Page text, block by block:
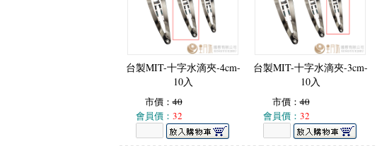
台製MIT-十字水滴夾-4cm-
10入
市價：40
會員價： 32
台製MIT-十字水滴夾-3cm-
10入
市價：40
會員價： 32